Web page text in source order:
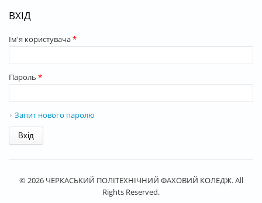
ВХІД
Ім'я користувача*
Пароль *
Запит нового паролю
© 2026 ЧЕРКАСЬКИЙ ПОЛІТЕХНІЧНИЙ ФАХОВИЙ КОЛЕДЖ. All
Rights Reserved.